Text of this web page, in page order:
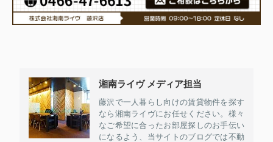
湘南ライヴ メディア担当
藤沢で一人暮らし向けの賃貸物件を探す
なら湘南ライヴにお任せください。様々
なご希望に合ったお部屋探しのお手伝い
になるよう、当サイトのブログでは不動